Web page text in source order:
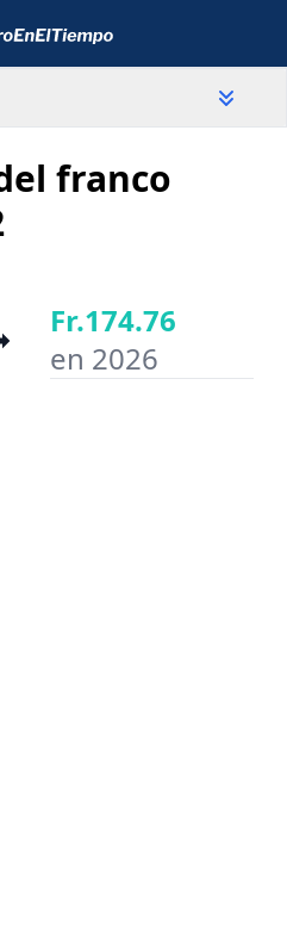
franco
Fr.174.76
en 2026